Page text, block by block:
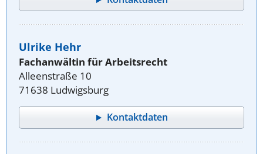
Ulrike Hehr
Fachanwältin für Arbeitsrecht
Alleenstraße 10
71638 Ludwigsburg
Kontaktdaten